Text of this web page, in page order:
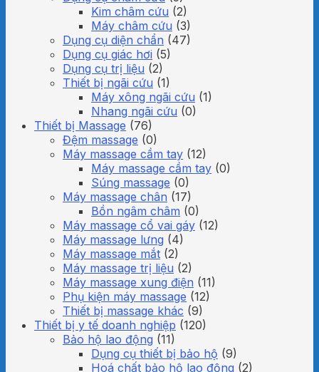
Kim châm cứu (2)
Máy châm cứu (3)
Dụng cụ diện chẩn (47)
Dụng cụ giác hơi (5)
Dụng cụ trị liệu (2)
Thiết bị ngãi cứu (1)
Máy xông ngãi cứu (1)
Nhang ngãi cứu (0)
Thiết bị Massage (76)
Đệm massage (0)
Máy massage cầm tay (12)
Máy massage cầm tay (0)
Súng massage (0)
Máy massage chân (17)
Bồn ngâm châm (0)
Máy massage cổ vai gáy (12)
Máy massage lưng (4)
Máy massage mắt (2)
Máy massage trị liệu (2)
Máy massage xung điện (11)
Phụ kiện máy massage (12)
Thiết bị massage khác (9)
Thiết bị y tế doanh nghiệp (120)
Bảo hộ lao động (11)
Dụng cụ thiết bị bảo hộ (9)
Hoá chất bảo hộ lao động (2)